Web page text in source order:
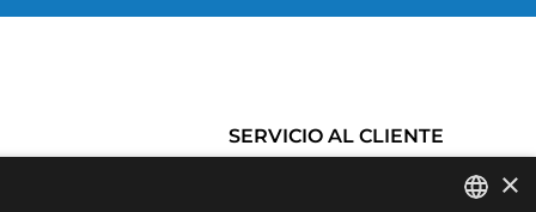
SERVICIO AL CLIENTE
×